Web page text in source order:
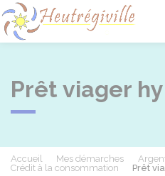
Prêt viager
Accueil Mes démarches
Crédit à la consommation
Prêt